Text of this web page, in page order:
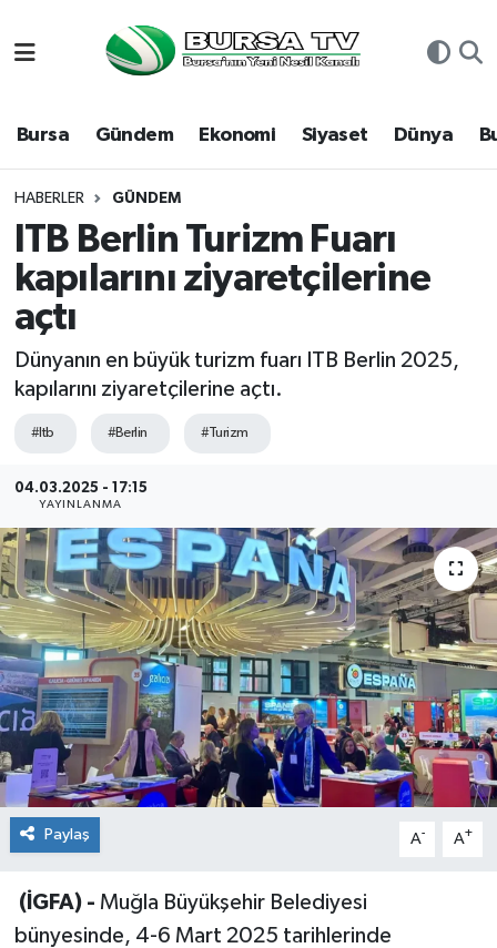
Bursa Gündem Ekonomi Siyaset Dünya
HABERLER GÜNDEM
ITB Berlin Turizm Fuarı
kapılarını ziyaretçilerine
açtı
Dünyanın en büyük turizm fuarı ITB Berlin 2025,
kapılarını ziyaretçilerine açtı.
#Itb #Berlin #Turizm
04.03.2025 - 17:15
YAYINLANMA
Paylaş A- A+
(İGFA) - Muğla Büyükşehir Belediyesi
bünyesinde, 4-6 Mart 2025 tarihlerinde
Bursa
Dünya
Eğitim
Ekonomi
Genel
Gündem
Magazin
Sağlık
Siyaset
Spor
Teknoloji
Türkiye
Hava Durumu
Namaz Vakitleri
Trafik Durumu
Süper Lig Puan Durumu ve Fikstür
Tüm Manşetler
Son Dakika Haberleri
Haber Arşivi